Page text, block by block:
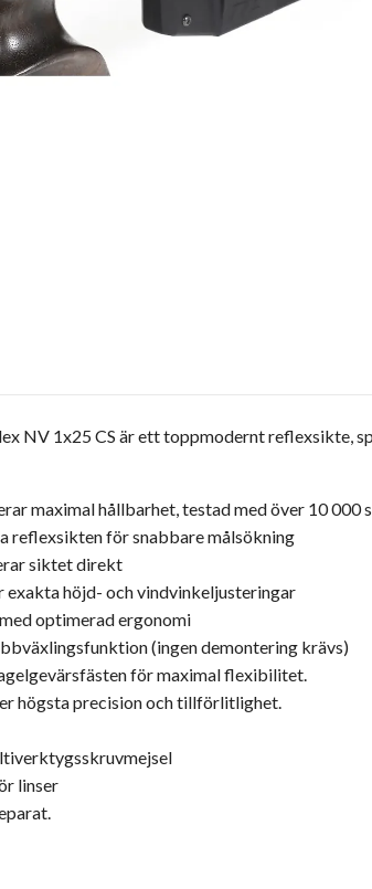
NV 1x25 CS är ett toppmodernt reflexsikte,
maximal hållbarhet, testad med över 10 000
reflexsikten för snabbare målsökning
siktet direkt
höjd- och vindvinkeljusteringar
optimerad ergonomi
(ingen demontering krävs)
för maximal flexibilitet.
högsta precision och tillförlitlighet.
linser